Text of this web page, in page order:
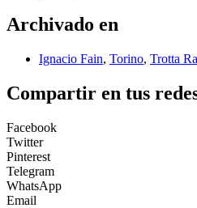
Archivado en
Ignacio Fain, Torino, Trotta
Compartir en tus
Facebook
Twitter
Pinterest
Telegram
WhatsApp
Email